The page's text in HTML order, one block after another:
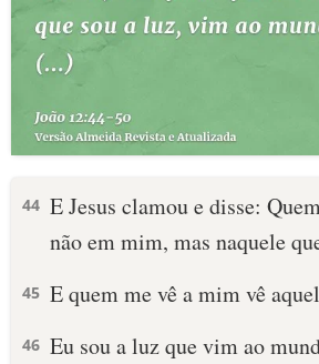
44 E Jesus clamou e disse:
não em mim, mas naquele
45 E quem me vê a mim vê
46 Eu sou a luz que vim ao